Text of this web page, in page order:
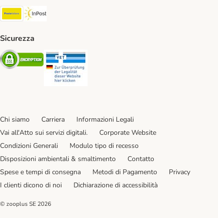
Poste Italiane. Shipping Method
Sicurezza
Security
Chi siamo Carriera
Informazioni Legali
Vai all'Atto sui servizi digitali.
Corporate Website
Condizioni Generali
Modulo tipo di recesso
Disposizioni ambientali & smaltimento
Contatto
Spese e tempi di consegna
Metodi di Pagamento
Privacy
I clienti dicono di noi
Dichiarazione di accessibilità
© zooplus SE 2026